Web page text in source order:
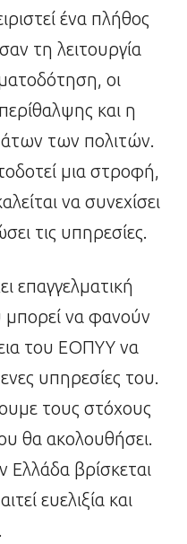
ένα πλήθος
τη λειτουργία
οι
και η
των πολιτών.
μια στροφή,
να συνεχίσει
τις υπηρεσίες.
επαγγελματική
μπορεί να φανούν
του ΕΟΠΥΥ να
υπηρεσίες του.
τους στόχους
θα ακολουθήσει.
Ελλάδα βρίσκεται
ευελιξία και